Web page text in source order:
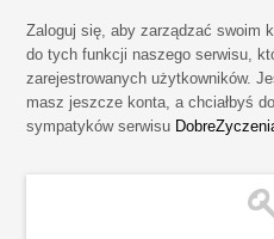
Zaloguj się, aby zarządzać swoim
do tych funkcji naszego serwisu,
zarejestrowanych użytkowników.
masz jeszcze konta, a chciałbyś
sympatyków serwisu